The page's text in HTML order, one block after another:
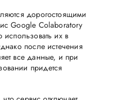
дорогостоящими
Google Colaboratory
использовать их в
после истечения
все данные, и при
придется